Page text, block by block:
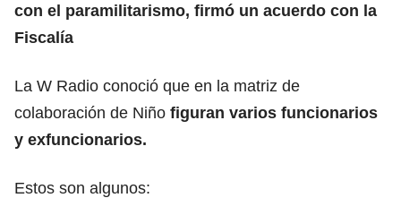
con el paramilitarismo, firmó un acuerdo con la
Fiscalía
La W Radio conoció que en la matriz de
colaboración de Niño figuran varios funcionarios
y exfuncionarios.
Estos son algunos: